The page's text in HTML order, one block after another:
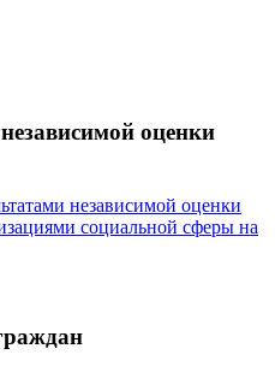
оценки
независимой оценки
социальной сферы на